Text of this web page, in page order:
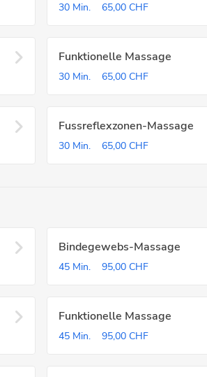
30 Min. 65,00 CHF
Funktionelle Massage
30 Min. 65,00 CHF
Fussreflexzonen-Massage
30 Min. 65,00 CHF
Bindegewebs-Massage
45 Min. 95,00 CHF
Funktionelle Massage
45 Min. 95,00 CHF